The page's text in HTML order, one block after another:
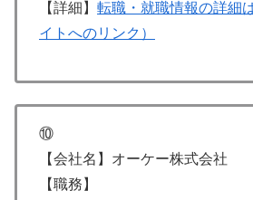
【詳細】 転職・就職情報の詳細
イトへのリンク）
⑩
【会社名】オーケー株式会社
【職務】